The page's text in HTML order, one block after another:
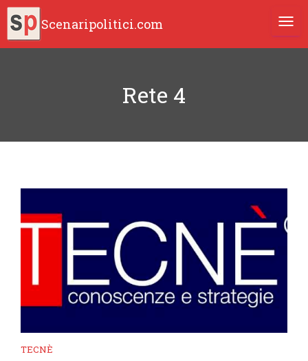
Scenaripolitici.com
Rete 4
TECNÈ